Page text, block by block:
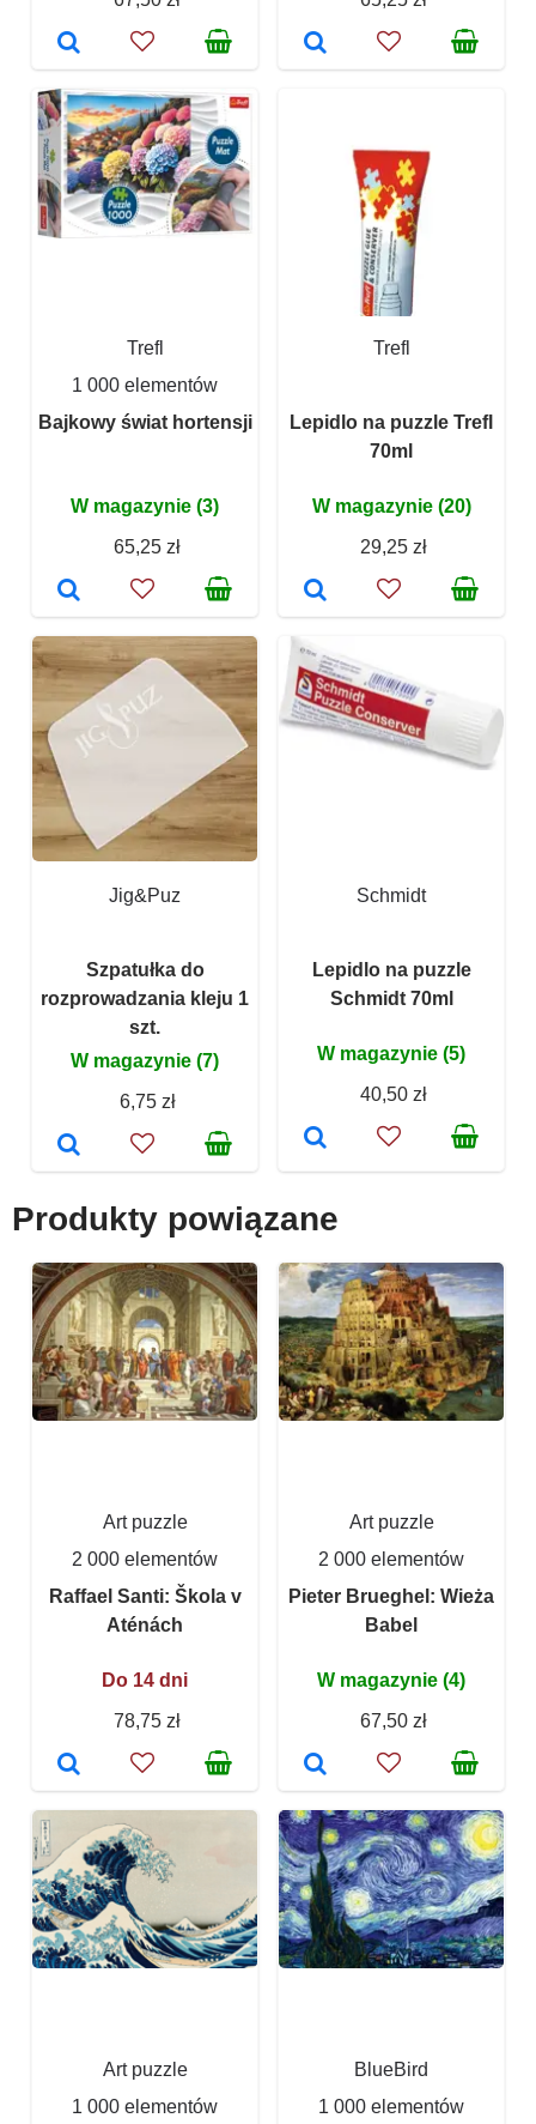
Trefl
1 000 elementów
Bajkowy świat hortensji
W magazynie (3)
65,25 zł
Trefl
Lepidlo na puzzle Trefl
70ml
W magazynie (20)
29,25 zł
Jig&Puz
Szpatułka do
rozprowadzania kleju 1
szt.
W magazynie (7)
6,75 zł
Schmidt
Lepidlo na puzzle
Schmidt 70ml
W magazynie (5)
40,50 zł
Produkty powiązane
Art puzzle
2 000 elementów
Raffael Santi: Škola v
Aténách
Do 14 dni
78,75 zł
Art puzzle
2 000 elementów
Pieter Brueghel: Wieża
Babel
W magazynie (4)
67,50 zł
Art puzzle
1 000 elementów
BlueBird
1 000 elementów